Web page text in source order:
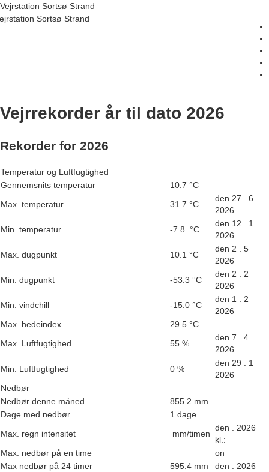
Vejrstation Sortsø Strand
Sortsø Strand
Vejrrekorder år til dato 2026
Rekorder for 2026
Temperatur og Luftfugtighed
Gennemsnits temperatur
10.7 °C
Max. temperatur
31.7 °C
den 27 . 6
2026
Min. temperatur
-7.8 °C
den 12 . 1
2026
Max. dugpunkt
10.1 °C
den 2 . 5
2026
Min. dugpunkt
-53.3 °C
den 2 . 2
2026
Min. vindchill
-15.0 °C
den 1 . 2
2026
Max. hedeindex
29.5 °C
Max. Luftfugtighed
55 %
den 7 . 4
2026
Min. Luftfugtighed
0 %
den 29 . 1
2026
Nedbør
Nedbør denne måned
855.2 mm
Dage med nedbør
1 dage
Max. regn intensitet
mm/timen
den . 2026
kl.:
Max. nedbør på en time
on
Max nedbør på 24 timer
595.4 mm
den . 2026